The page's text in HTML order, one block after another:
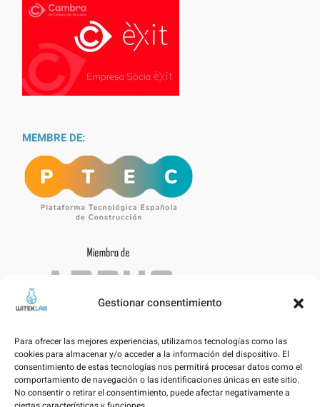
Gestionar consentimiento
Para ofrecer las mejores experiencias, utilizamos tecnologías como las
cookies para almacenar y/o acceder a la información del dispositivo. El
consentimiento de estas tecnologías nos permitirá procesar datos como el
comportamiento de navegación o las identificaciones únicas en este sitio.
No consentir o retirar el consentimiento, puede afectar negativamente a
MEMBRE DE: